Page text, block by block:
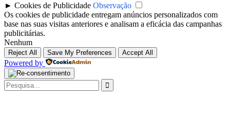
► Cookies de Publicidade Observação
Os cookies de publicidade entregam anúncios personalizados com
base nas suas visitas anteriores e analisam a eficácia das campanhas
publicitárias.
Nenhum
Reject All Save My Preferences Accept All
Powered by